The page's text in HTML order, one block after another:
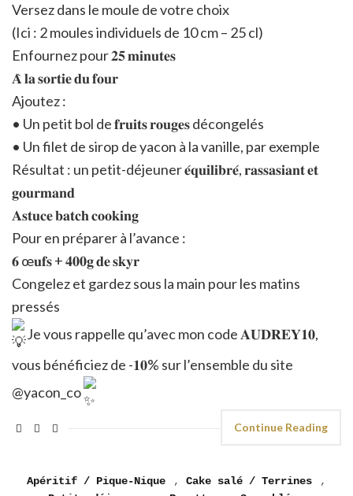
Versez dans le moule de votre choix
(Ici : 2 moules individuels de 10 cm – 25 cl)
Enfournez pour 𝟐𝟓 𝐦𝐢𝐧𝐮𝐭𝐞𝐬
𝐀̀ 𝐥𝐚 𝐬𝐨𝐫𝐭𝐢𝐞 𝐝𝐮 𝐟𝐨𝐮𝐫
Ajoutez :
• Un petit bol de 𝐟𝐫𝐮𝐢𝐭𝐬 𝐫𝐨𝐮𝐠𝐞𝐬 décongelés
• Un filet de sirop de yacon à la vanille, par exemple
Résultat : un petit-déjeuner 𝐞́𝐪𝐮𝐢𝐥𝐢𝐛𝐫𝐞́, 𝐫𝐚𝐬𝐬𝐚𝐬𝐢𝐚𝐧𝐭 𝐞𝐭
𝐠𝐨𝐮𝐫𝐦𝐚𝐧𝐝
𝐀𝐬𝐭𝐮𝐜𝐞 𝐛𝐚𝐭𝐜𝐡 𝐜𝐨𝐨𝐤𝐢𝐧𝐠
Pour en préparer à l’avance :
𝟔 œ𝐮𝐟𝐬 + 𝟒𝟎𝟎𝐠 𝐝𝐞 𝐬𝐤𝐲𝐫
Congelez et gardez sous la main pour les matins
pressés
Je vous rappelle qu’avec mon code 𝐀𝐔𝐃𝐑𝐄𝐘𝟏𝟎,
vous bénéficiez de -𝟏𝟎% sur l’ensemble du site
@yacon_co
Continue Reading
Apéritif / Pique-Nique , Cake salé / Terrines
,